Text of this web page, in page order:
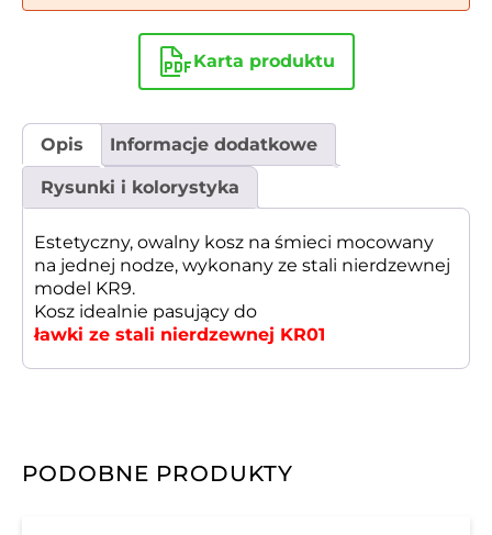
Karta produktu
Opis Informacje dodatkowe
Rysunki i kolorystyka
Estetyczny, owalny kosz na śmieci mocowany
na jednej nodze, wykonany ze stali nierdzewnej
model KR9.
Kosz idealnie pasujący do
ławki ze stali nierdzewnej KR01
PODOBNE PRODUKTY